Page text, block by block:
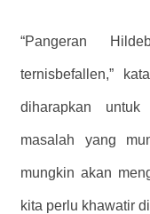
“Pangeran
ternisbefallen,”
diharapkan untuk
masalah yang
mungkin akan
kita perlu khawatir